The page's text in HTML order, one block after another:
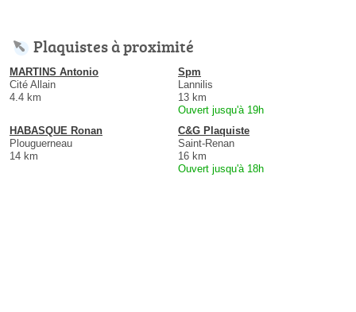
Plaquistes à proximité
MARTINS Antonio
Cité Allain
4.4 km
Spm
Lannilis
13 km
Ouvert jusqu'à 19h
HABASQUE Ronan
Plouguerneau
14 km
C&G Plaquiste
Saint-Renan
16 km
Ouvert jusqu'à 18h